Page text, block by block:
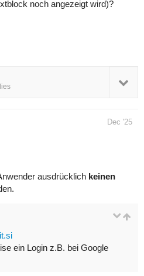
noch angezeigt wird)?
Dec '25
ausdrücklich keinen
ein Login z.B. bei Google